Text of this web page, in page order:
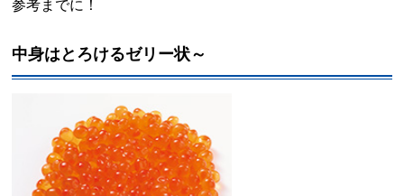
参考までに！
中身はとろけるゼリー状～